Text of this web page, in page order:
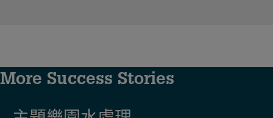
More Success Stories